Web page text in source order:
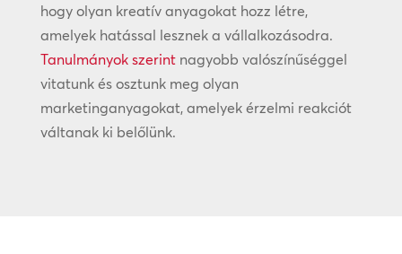
hogy olyan kreatív anyagokat hozz létre,
amelyek hatással lesznek a vállalkozásodra.
Tanulmányok szerintnagyobb valószínűséggel
vitatunk és osztunk meg olyan
marketinganyagokat, amelyek érzelmi reakciót
váltanak ki belőlünk.